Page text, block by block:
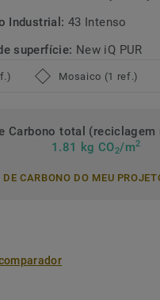
Industrial: 43 Intenso
superfície: New iQ PUR
Mosaico (1 ref.)
Carbono total (reciclagem
1.81 kg CO2/m2
CARBONO DO MEU